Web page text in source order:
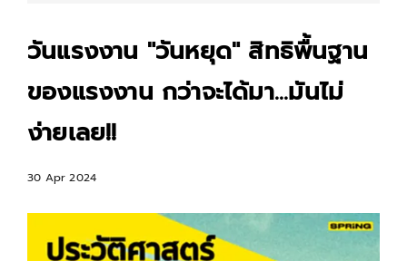
วันแรงงาน "วันหยุด" สิทธิพื้นฐาน
ของแรงงาน กว่าจะได้มา...มันไม่
ง่ายเลย!!
30 Apr 2024